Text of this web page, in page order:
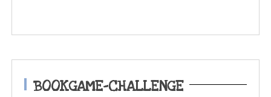
BOOKGAME-CHALLENGE